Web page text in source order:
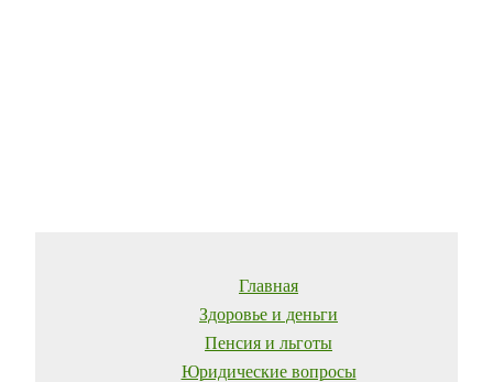
Главная
Здоровье и деньги
Пенсия и льготы
Юридические вопросы